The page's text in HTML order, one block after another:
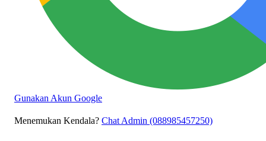
Gunakan Akun Google
Menemukan Kendala? Chat Admin (088985457250)